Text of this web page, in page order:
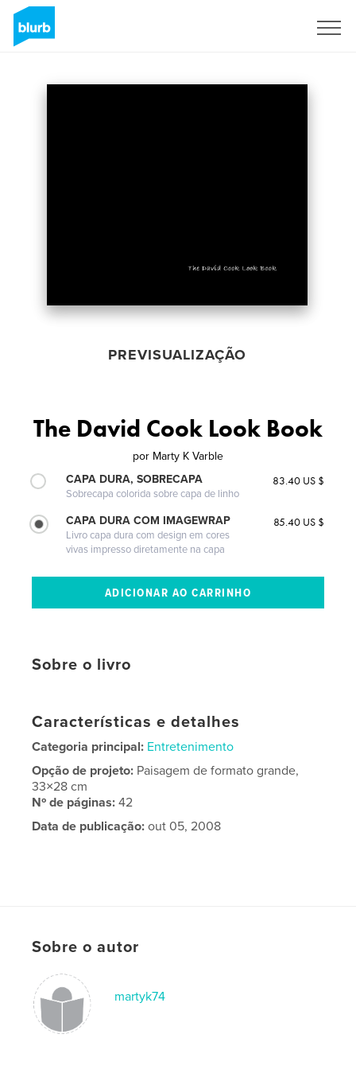
PREVISUALIZAÇÃO
The David Cook Look Book
por Marty K Varble
CAPA DURA, SOBRECAPA
Sobrecapa colorida sobre capa de linho
83.40 US $
CAPA DURA COM IMAGEWRAP
Livro capa dura com design em cores
vivas impresso diretamente na capa
85.40 US $
Sobre o livro
Características e detalhes
Categoria principal: Entretenimento
Opção de projeto: Paisagem de formato grande,
33×28 cm
Nº de páginas:42
Data de publicação: out 05, 2008
Sobre o autor
martyk74